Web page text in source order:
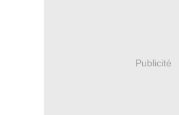
Publicité